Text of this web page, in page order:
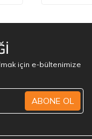
için e-bültenimize
ABONE OL